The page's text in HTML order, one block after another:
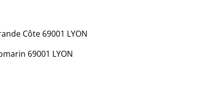
Côte 69001 LYON
69001 LYON